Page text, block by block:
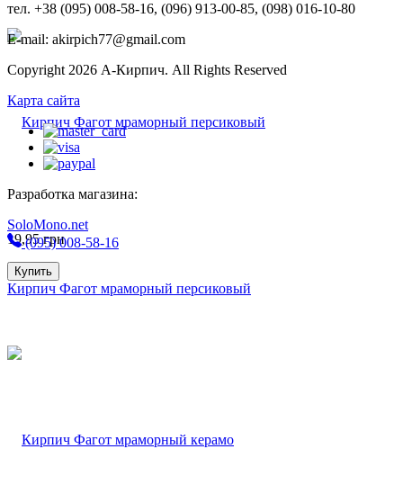
19,95грн
Купить
Кирпич Фагот мраморный персиковый
тел. +38 (095) 008-58-16, (096) 913-00-85, (098) 016-10-80
E-mail: akirpich77@gmail.com
Copyright 2026 А-Кирпич. All Rights Reserved
Карта сайта
Разработка магазина:
SoloMono.net
(095) 008-58-16